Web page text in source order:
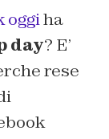
oggiha
day? E’
rese